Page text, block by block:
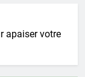
apaiser votre